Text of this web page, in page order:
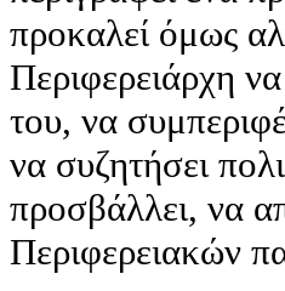
προκαλεί όμως
Περιφερειάρχη
του, να
να συζητήσει
προσβάλλει, να
Περιφερειακών